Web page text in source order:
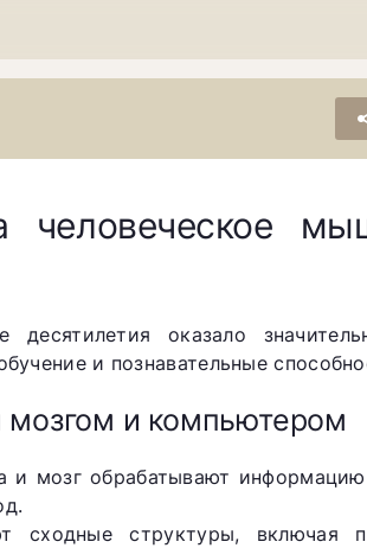
человеческое
десятилетия оказало
и познавательные
и компьютером
и мозг обрабатывают
структуры, включая